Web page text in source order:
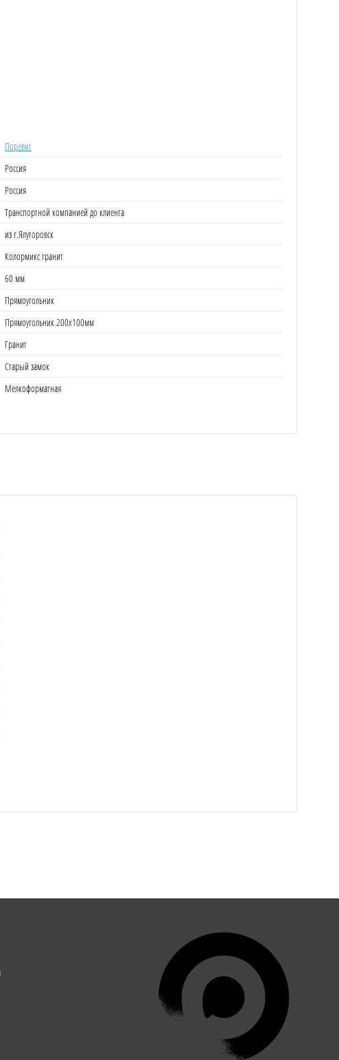
Поревит
Россия
Россия
Транспортной компанией до клиента
из г.Ялуторовск
Колормикс гранит
60 мм
Прямоугольник
Прямоугольник 200х100мм
Гранит
Старый замок
Мелкоформатная